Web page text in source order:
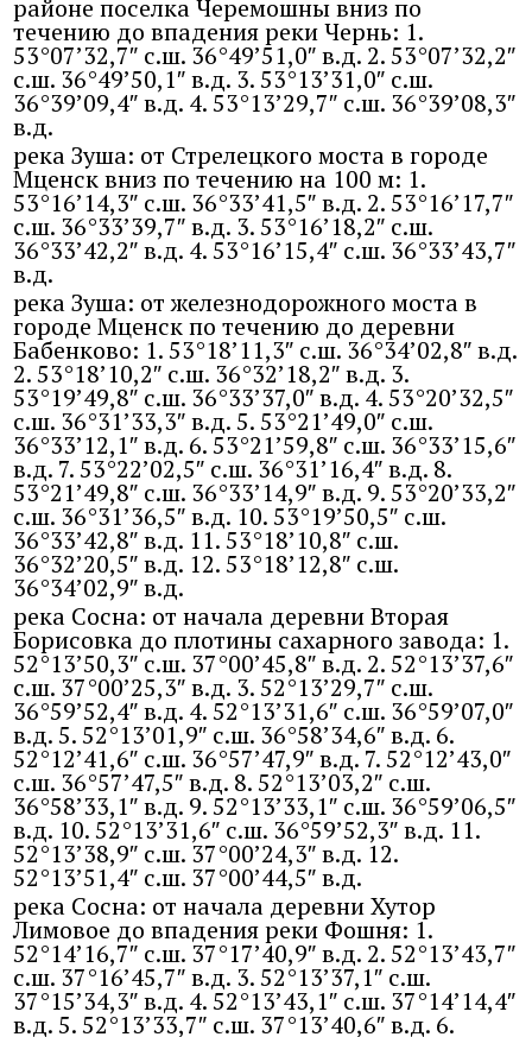
районе поселка Черемошны вниз по
течению до впадения реки Чернь: 1.
53°07’32,7″ с.ш. 36°49’51,0″ в.д. 2. 53°07’32,2″
с.ш. 36°49’50,1″ в.д. 3. 53°13’31,0″ с.ш.
36°39’09,4″ в.д. 4. 53°13’29,7″ с.ш. 36°39’08,3″
в.д.
река Зуша: от Стрелецкого моста в городе
Мценск вниз по течению на 100 м: 1.
53°16’14,3″ с.ш. 36°33’41,5″ в.д. 2. 53°16’17,7″
с.ш. 36°33’39,7″ в.д. 3. 53°16’18,2″ с.ш.
36°33’42,2″ в.д. 4. 53°16’15,4″ с.ш. 36°33’43,7″
в.д.
река Зуша: от железнодорожного моста в
городе Мценск по течению до деревни
Бабенково: 1. 53°18’11,3″ с.ш. 36°34’02,8″ в.д.
2. 53°18’10,2″ с.ш. 36°32’18,2″ в.д. 3.
53°19’49,8″ с.ш. 36°33’37,0″ в.д. 4. 53°20’32,5″
с.ш. 36°31’33,3″ в.д. 5. 53°21’49,0″ с.ш.
36°33’12,1″ в.д. 6. 53°21’59,8″ с.ш. 36°33’15,6″
в.д. 7. 53°22’02,5″ с.ш. 36°31’16,4″ в.д. 8.
53°21’49,8″ с.ш. 36°33’14,9″ в.д. 9. 53°20’33,2″
с.ш. 36°31’36,5″ в.д. 10. 53°19’50,5″ с.ш.
36°33’42,8″ в.д. 11. 53°18’10,8″ с.ш.
36°32’20,5″ в.д. 12. 53°18’12,8″ с.ш.
36°34’02,9″ в.д.
река Сосна: от начала деревни Вторая
Борисовка до плотины сахарного завода: 1.
52°13’50,3″ с.ш. 37°00’45,8″ в.д. 2. 52°13’37,6″
с.ш. 37°00’25,3″ в.д. 3. 52°13’29,7″ с.ш.
36°59’52,4″ в.д. 4. 52°13’31,6″ с.ш. 36°59’07,0″
в.д. 5. 52°13’01,9″ с.ш. 36°58’34,6″ в.д. 6.
52°12’41,6″ с.ш. 36°57’47,9″ в.д. 7. 52°12’43,0″
с.ш. 36°57’47,5″ в.д. 8. 52°13’03,2″ с.ш.
36°58’33,1″ в.д. 9. 52°13’33,1″ с.ш. 36°59’06,5″
в.д. 10. 52°13’31,6″ с.ш. 36°59’52,3″ в.д. 11.
52°13’38,9″ с.ш. 37°00’24,3″ в.д. 12.
52°13’51,4″ с.ш. 37°00’44,5″ в.д.
река Сосна: от начала деревни Хутор
Лимовое до впадения реки Фошня: 1.
52°14’16,7″ с.ш. 37°17’40,9″ в.д. 2. 52°13’43,7″
с.ш. 37°16’45,7″ в.д. 3. 52°13’37,1″ с.ш.
37°15’34,3″ в.д. 4. 52°13’43,1″ с.ш. 37°14’14,4″
в.д. 5. 52°13’33,7″ с.ш. 37°13’40,6″ в.д. 6.